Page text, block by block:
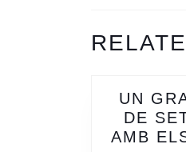
post:
UN
DE
AMB